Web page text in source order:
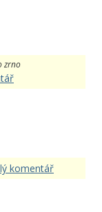
zrno
komentář